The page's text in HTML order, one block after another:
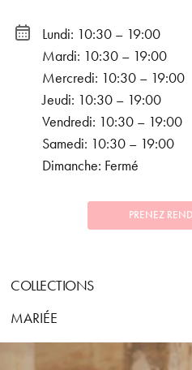
Lundi: 10:30 – 19:00
Mardi: 10:30 – 19:00
Mercredi: 10:30 – 19:00
Jeudi: 10:30 – 19:00
Vendredi: 10:30 – 19:00
Samedi: 10:30 – 19:00
Dimanche: Fermé
PRENEZ
COLLECTIONS
MARIÉE